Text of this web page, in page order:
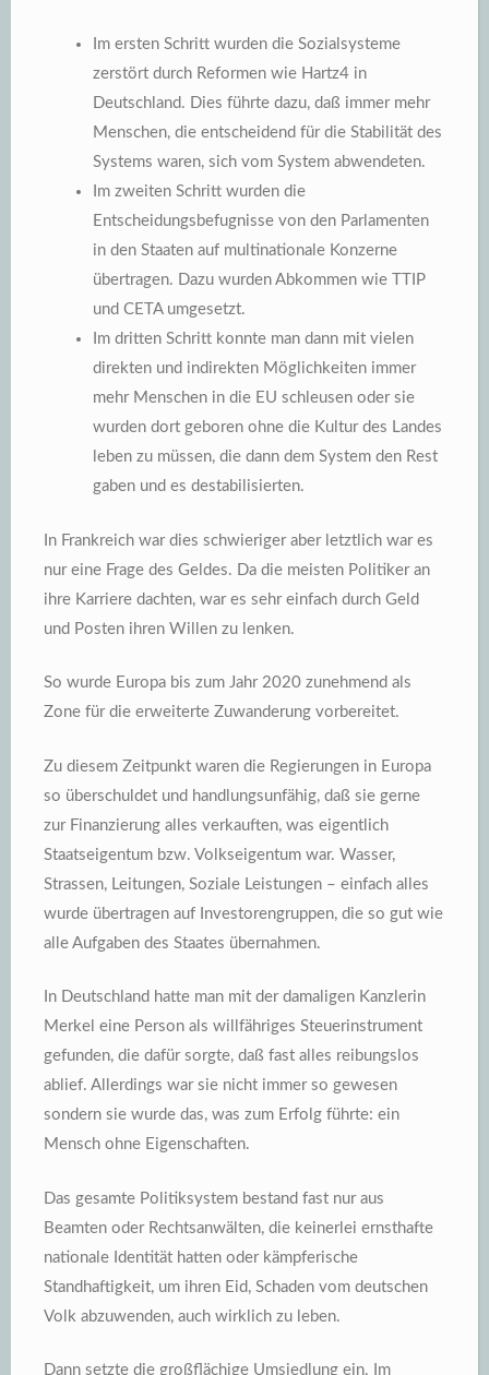
Im ersten Schritt wurden die Sozialsysteme
zerstört durch Reformen wie Hartz4 in
Deutschland. Dies führte dazu, daß immer mehr
Menschen, die entscheidend für die Stabilität des
Systems waren, sich vom System abwendeten.
Im zweiten Schritt wurden die
Entscheidungsbefugnisse von den Parlamenten
in den Staaten auf multinationale Konzerne
übertragen. Dazu wurden Abkommen wie TTIP
und CETA umgesetzt.
Im dritten Schritt konnte man dann mit vielen
direkten und indirekten Möglichkeiten immer
mehr Menschen in die EU schleusen oder sie
wurden dort geboren ohne die Kultur des Landes
leben zu müssen, die dann dem System den Rest
gaben und es destabilisierten.
In Frankreich war dies schwieriger aber letztlich war es
nur eine Frage des Geldes. Da die meisten Politiker an
ihre Karriere dachten, war es sehr einfach durch Geld
und Posten ihren Willen zu lenken.
So wurde Europa bis zum Jahr 2020 zunehmend als
Zone für die erweiterte Zuwanderung vorbereitet.
Zu diesem Zeitpunkt waren die Regierungen in Europa
so überschuldet und handlungsunfähig, daß sie gerne
zur Finanzierung alles verkauften, was eigentlich
Staatseigentum bzw. Volkseigentum war. Wasser,
Strassen, Leitungen, Soziale Leistungen – einfach alles
wurde übertragen auf Investorengruppen, die so gut wie
alle Aufgaben des Staates übernahmen.
In Deutschland hatte man mit der damaligen Kanzlerin
Merkel eine Person als willfähriges Steuerinstrument
gefunden, die dafür sorgte, daß fast alles reibungslos
ablief. Allerdings war sie nicht immer so gewesen
sondern sie wurde das, was zum Erfolg führte: ein
Mensch ohne Eigenschaften.
Das gesamte Politiksystem bestand fast nur aus
Beamten oder Rechtsanwälten, die keinerlei ernsthafte
nationale Identität hatten oder kämpferische
Standhaftigkeit, um ihren Eid, Schaden vom deutschen
Volk abzuwenden, auch wirklich zu leben.
Dann setzte die großflächige Umsiedlung ein. Im